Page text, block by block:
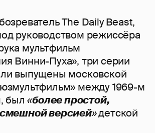
The Daily Beast,
руководством режиссёра
мультфильм
Винни-Пуха», три серии
выпущены московской
между 1969-м
был«более простой,
версией»детской